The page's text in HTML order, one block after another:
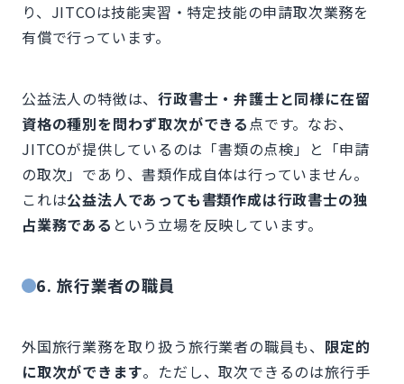
り、JITCOは技能実習・特定技能の申請取次業務を
有償で行っています。
公益法人の特徴は、行政書士・弁護士と同様に在留
資格の種別を問わず取次ができる点です。なお、
JITCOが提供しているのは「書類の点検」と「申請
の取次」であり、書類作成自体は行っていません。
これは公益法人であっても書類作成は行政書士の独
占業務である という立場を反映しています。
6. 旅行業者の職員
外国旅行業務を取り扱う旅行業者の職員も、 限定的
に取次ができます。ただし、取次できるのは旅行手